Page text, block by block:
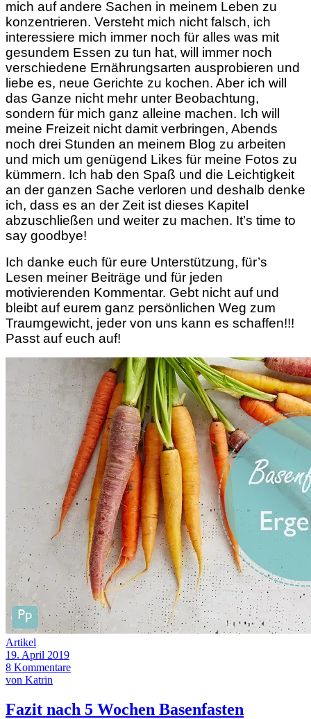
mich auf andere Sachen in meinem Leben zu
konzentrieren. Versteht mich nicht falsch, ich
interessiere mich immer noch für alles was mit
gesundem Essen zu tun hat, will immer noch
verschiedene Ernährungsarten ausprobieren und
liebe es, neue Gerichte zu kochen. Aber ich will
das Ganze nicht mehr unter Beobachtung,
sondern für mich ganz alleine machen. Ich will
meine Freizeit nicht damit verbringen, Abends
noch drei Stunden an meinem Blog zu arbeiten
und mich um genügend Likes für meine Fotos zu
kümmern. Ich hab den Spaß und die Leichtigkeit
an der ganzen Sache verloren und deshalb denke
ich, dass es an der Zeit ist dieses Kapitel
abzuschließen und weiter zu machen. It’s time to
say goodbye!
Ich danke euch für eure Unterstützung, für’s
Lesen meiner Beiträge und für jeden
motivierenden Kommentar. Gebt nicht auf und
bleibt auf eurem ganz persönlichen Weg zum
Traumgewicht, jeder von uns kann es schaffen!!!
Passt auf euch auf!
Artikel
19. April 2019
8 Kommentare
von Katrin
Fazit nach 5 Wochen Basenfasten